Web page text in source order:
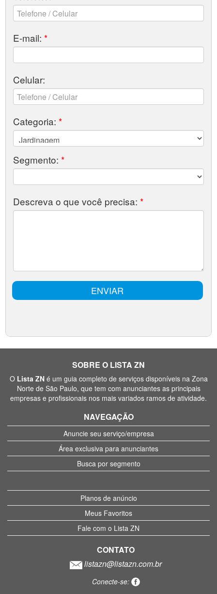
SOBRE O LISTA ZN
O Lista ZNé um guia completo de serviços disponíveis na Zona
Norte de São Paulo, que tem com anunciantes as principais
empresas e profissionais nos mais variados ramos de atividade.
NAVEGAÇÃO
Anuncie seu serviço/empresa
Área exclusiva para anunciantes
Busca por segmento
Planos de anúncio
Meus Favoritos
Fale com o Lista ZN
CONTATO
listazn@listazn.com.br
Conecte-se: